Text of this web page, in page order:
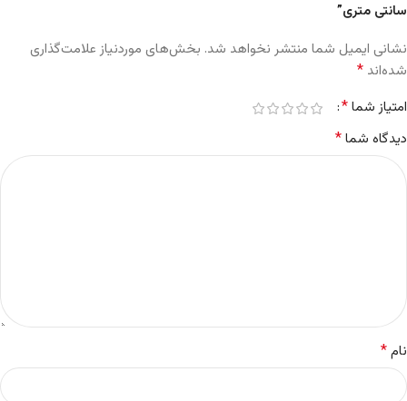
سانتی متری”
نشانی ایمیل شما منتشر نخواهد شد. بخش‌های موردنیاز علامت‌گذاری
شده‌اند *
امتیاز شما*
دیدگاه شما*
نام*